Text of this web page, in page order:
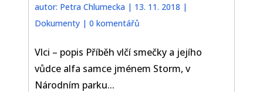
autor: Petra Chlumecka | 13. 11. 2018 |
Dokumenty |0 komentářů
Vlci – popis Příběh vlčí smečky a jejího
vůdce alfa samce jménem Storm, v
Národním parku...